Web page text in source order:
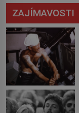
ZAJÍMAVOSTI